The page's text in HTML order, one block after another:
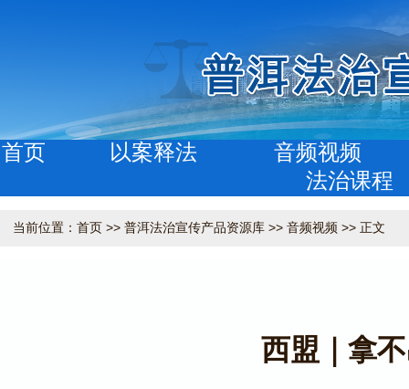
首页 以案释法
音频视频
法治课程
当前位置： 首页 >> 普洱法治宣传产品资源库 >> 音频视频 >> 正文
西盟｜拿